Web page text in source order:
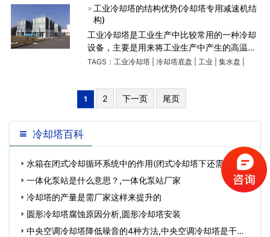
塔体采用好的玻璃
工业冷却塔的结构优势(冷却塔专用减速机结
构)
工业冷却塔是工业生产中比较常用的一种冷却
设备，主要是用来将工业生产中产生的高温进
行排除。工业冷却塔的运行系统中包含了多种
TAGS： 工业冷却塔| 冷却塔底盘 工业 集水盘
1 2 下一页 尾页
冷却塔百科
水箱在闭式冷却循环系统中的作用(闭式冷却塔下还需要循环
水池吗)…
一体化泵站是什么意思？,一体化泵站厂家
冷却塔的产量是需厂家这样来提升的
圆形冷却塔腐蚀原因分析,圆形冷却塔安装
中央空调冷却塔降低噪音的4种方法,中央空调冷却塔是干什